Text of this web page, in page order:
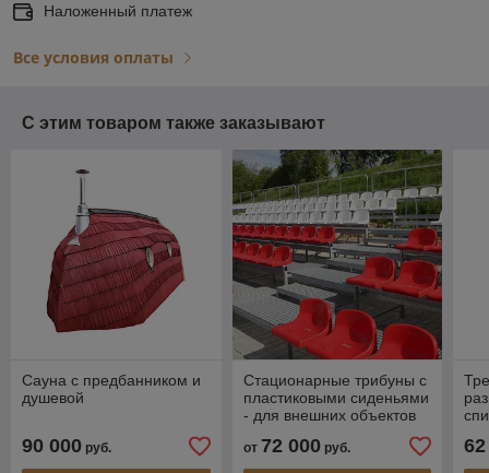
Наложенный платеж
Все условия оплаты
С этим товаром также заказывают
Сауна с предбанником и
душевой
90 000 руб.
Стационарные трибуны с
пластиковыми сиденьями
- для внешних объектов
от 72 000руб.